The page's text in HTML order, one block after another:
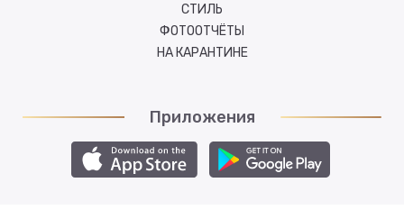
СТИЛЬ
ФОТООТЧЁТЫ
НА КАРАНТИНЕ
Приложения